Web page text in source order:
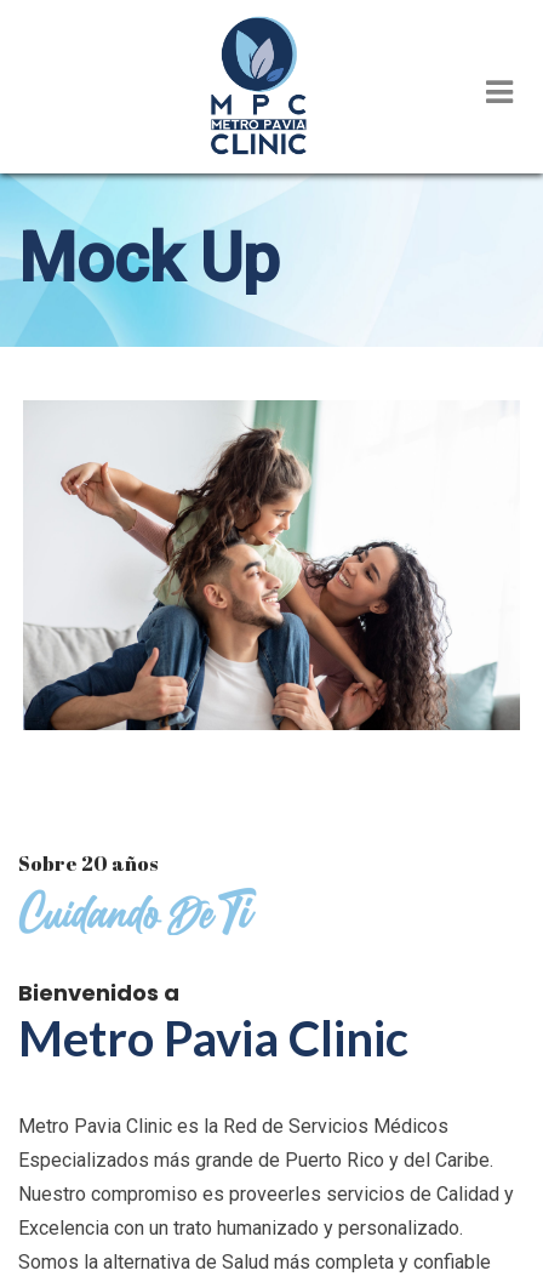
Mock Up
Sobre 20 años
Bienvenidos a
Metro Pavia Clinic
Metro Pavia Clinic es la Red de Servicios Médicos
Especializados más grande de Puerto Rico y del Caribe.
Nuestro compromiso es proveerles servicios de Calidad y
Excelencia con un trato humanizado y personalizado.
Somos la alternativa de Salud más completa y confiable